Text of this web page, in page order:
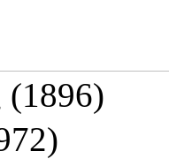
(1896)